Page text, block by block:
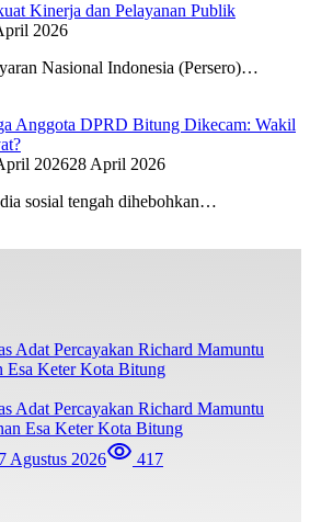
Kinerja dan Pelayanan Publik
2026
Nasional Indonesia (Persero)…
Anggota DPRD Bitung Dikecam: Wakil
202628 April 2026
sosial tengah dihebohkan…
Adat Percayakan Richard Mamuntu
Esa Keter Kota Bitung
7 Agustus 2026 417